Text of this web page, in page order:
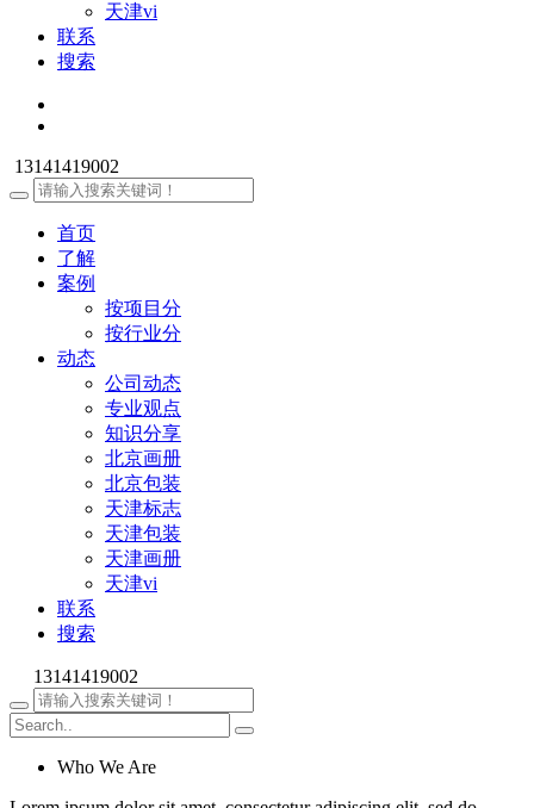
天津vi
联系
搜索
13141419002
首页
了解
案例
按项目分
按行业分
动态
公司动态
专业观点
知识分享
北京画册
北京包装
天津标志
天津包装
天津画册
天津vi
联系
搜索
13141419002
Who We Are